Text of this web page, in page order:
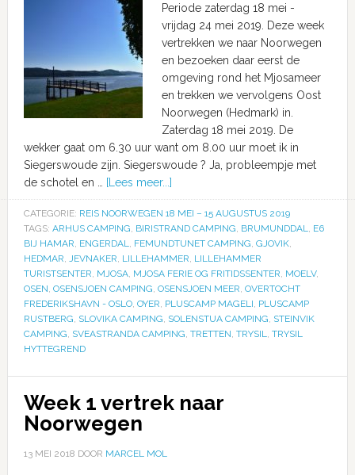
Periode zaterdag 18 mei -
vrijdag 24 mei 2019. Deze week
vertrekken we naar Noorwegen
en bezoeken daar eerst de
omgeving rond het Mjosameer
en trekken we vervolgens Oost
Noorwegen (Hedmark) in.
Zaterdag 18 mei 2019. De
wekker gaat om 6.30 uur want om 8.00 uur moet ik in
Siegerswoude zijn. Siegerswoude ? Ja, probleempje met
de schotel en …
[Lees meer...]
CATEGORIE: REIS NOORWEGEN 18 MEI – 15 AUGUSTUS 2019
TAGS: ARHUS CAMPING, BIRISTRAND CAMPING, BRUMUNDDAL, E6
BIJ HAMAR, ENGERDAL, FEMUNDTUNET CAMPING, GJOVIK,
HEDMAR, JEVNAKER, LILLEHAMMER, LILLEHAMMER
TURISTSENTER, MJOSA, MJOSA FERIE OG FRITIDSSENTER, MOELV,
OSEN, OSENSJOEN CAMPING, OSENSJOEN MEER, OVERTOCHT
FREDERIKSHAVN - OSLO, OYER, PLUSCAMP MAGELI, PLUSCAMP
RUSTBERG, SLOVIKA CAMPING, SOLENSTUA CAMPING, STEINVIK
CAMPING, SVEASTRANDA CAMPING, TRETTEN, TRYSIL, TRYSIL
HYTTEGREND
Week 1 vertrek naar
Noorwegen
13 MEI 2018 DOOR MARCEL MOL